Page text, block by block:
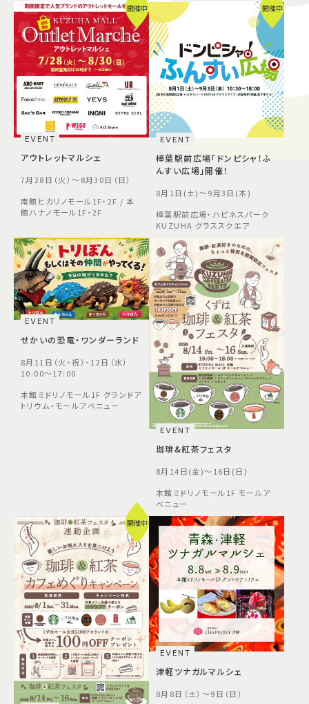
開催中
EVENT
アウトレットマルシェ
7月28日（火）～8月30日（日）
南館ヒカリノモール1F・2F / 本
館ハナノモール1F・2F
開催中
EVENT
樟葉駅前広場「ドンピシャ！ふ
んすい広場」開催！
8月1日(土)～9月3日(木)
樟葉駅前広場・ハピネスパーク
KUZUHA グラススクエア
EVENT
せかいの恐竜・ワンダーランド
8月11日（火・祝）・12日（水）
10:00～17:00
本館ミドリノモール1F グランドア
トリウム・モールアベニュー
EVENT
珈琲&紅茶フェスタ
8月14日(金)～16日(日)
本館ミドリノモール1F モールア
ベニュー
開催中
EVENT
津軽ツナガルマルシェ
8月8日（土）～9日（日）